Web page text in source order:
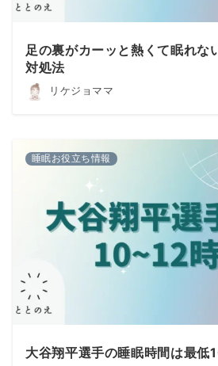
足の裏がカーッと熱くて眠れな
対処法
リケジョママ
睡眠お役立ち情報
大谷翔平選手の睡眠時間は最低